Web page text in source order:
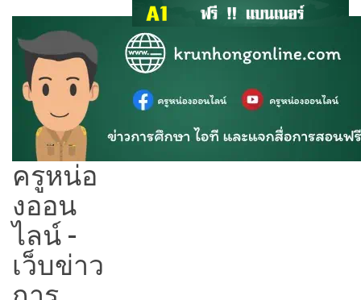
ครูหน่อ
งออน
ไลน์ -
เว็บข่าว